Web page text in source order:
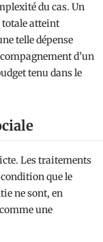
du cas. Un
totale atteint
telle dépense
d’un
tenu dans le
Les traitements
que le
ne sont, en
une